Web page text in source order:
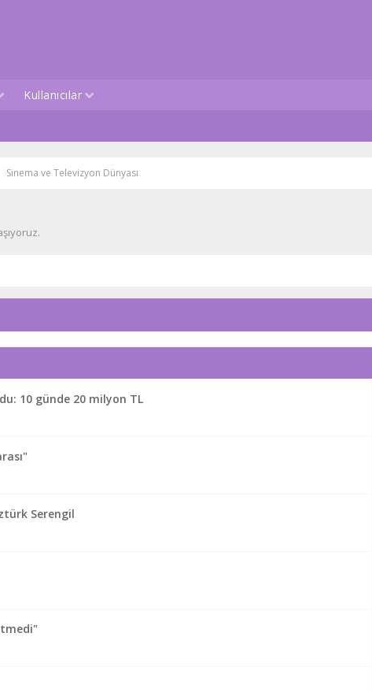
Kullanıcılar
Sinema ve Televizyon Dünyası
10 günde 20 milyon TL
Serengil